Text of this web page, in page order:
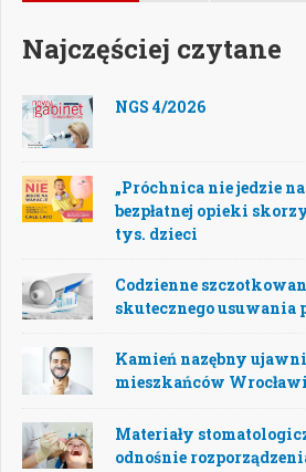
Najczęściej czytane
NGS 4/2026
„Próchnica nie jedzie
bezpłatnej opieki
tys. dzieci
Codzienne
skutecznego usuwania
Kamień nazębny
mieszkańców
Materiały
odnośnie